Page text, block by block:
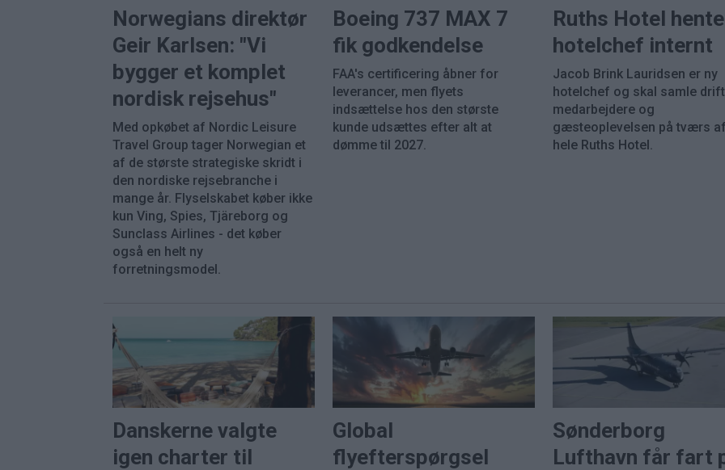
Norwegians direktør
Geir Karlsen: "Vi
bygger et komplet
nordisk rejsehus"
Med opkøbet af Nordic Leisure
Travel Group tager Norwegian et
af de største strategiske skridt i
den nordiske rejsebranche i
mange år. Flyselskabet køber ikke
kun Ving, Spies, Tjäreborg og
Sunclass Airlines - det køber
også en helt ny
forretningsmodel.
Boeing 737 MAX 7
fik godkendelse
FAA's certificering åbner for
leverancer, men flyets
indsættelse hos den største
kunde udsættes efter alt at
dømme til 2027.
Ruths Hotel
hotelchef internt
Jacob Brink Lauridsen er ny
hotelchef og skal samle
medarbejdere og
gæsteoplevelsen på tværs af
hele Ruths Hotel.
Danskerne valgte
igen charter til
Global
flyefterspørgsel
Sønderborg
Lufthavn får fart